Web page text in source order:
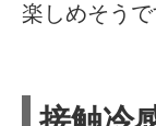
楽しめそうで